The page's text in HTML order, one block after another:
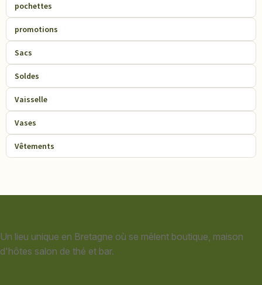
pochettes
promotions
Sacs
Soldes
Vaisselle
Vases
Vêtements
Un lieu unique en Bretagne où se mêlent boutique, maison
d'hôtes salon de thé et bar.